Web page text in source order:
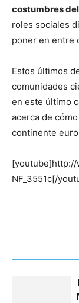
costumbres
roles sociales
poner en entre
Estos últimos
comunidades
en este último
acerca de
continente
[youtube]http://
NF_3551c[/